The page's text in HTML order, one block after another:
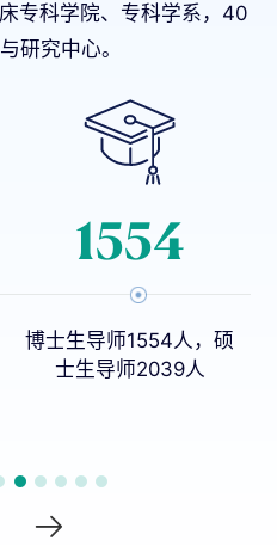
专科学院、专科学系，40
研究中心。
13
本科专业27个